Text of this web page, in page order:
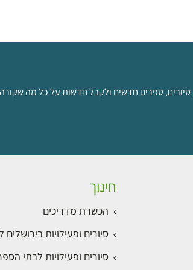
סיורים, ספרים חדשים ולקבל חדשות על כל מה
חינוך
הכשרת מדריכים
סיורים ופעילויות בירושלים
סיורים ופעילויות לבתי